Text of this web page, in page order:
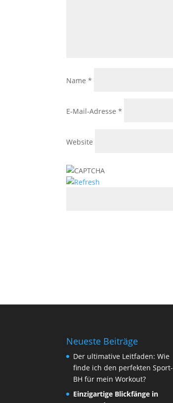
Name*
E-Mail-Adresse*
Website
Neueste Beiträge
Der ultimative Leitfaden: Wie
finde ich den perfekten Sport-
BH für mein Workout?
Einzigartige Blickfänge in